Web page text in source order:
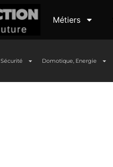
Métiers
Sécurité Domotique, Energie